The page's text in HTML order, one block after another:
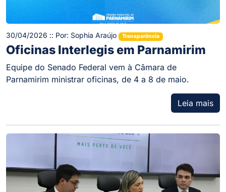
30/04/2026 :: Por: Sophia Araújo Transparência
Oficinas Interlegis em Parnamirim
Equipe do Senado Federal vem à Câmara de
Parnamirim ministrar oficinas, de 4 a 8 de maio.
Leia mais